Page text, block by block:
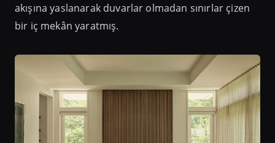
akışına yaslanarak duvarlar olmadan sınırlar çizen
bir iç mekân yaratmış.